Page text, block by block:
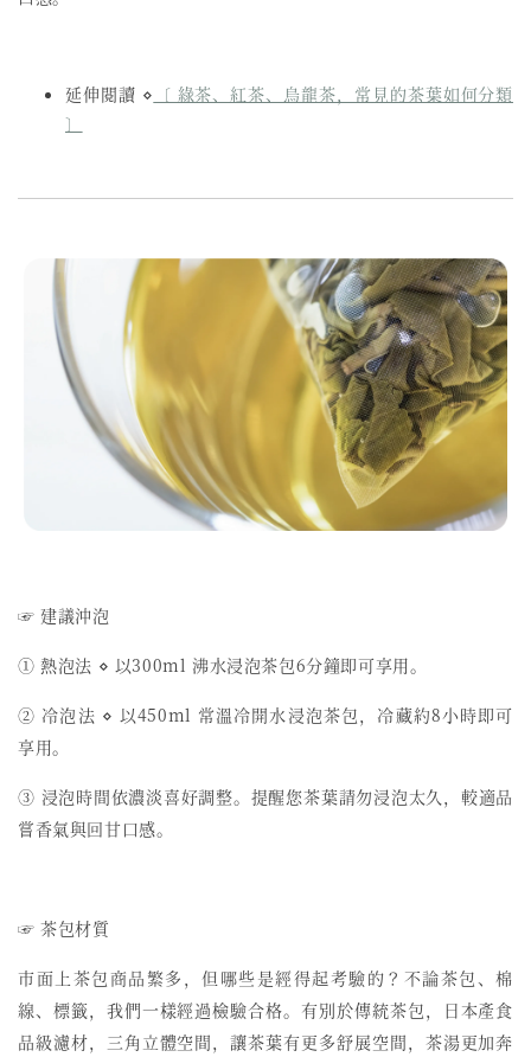
延伸閱讀 ⋄ 〔 綠茶、紅茶、烏龍茶，常見的茶葉如何分類
〕
☞ 建議沖泡
① 熱泡法 ⋄ 以300ml 沸水浸泡茶包6分鐘即可享用。
② 冷泡法 ⋄ 以450ml 常溫冷開水浸泡茶包，冷藏約8小時即可
享用。
③ 浸泡時間依濃淡喜好調整。提醒您茶葉請勿浸泡太久，較適品
嘗香氣與回甘口感。
☞ 茶包材質
市面上茶包商品繁多，但哪些是經得起考驗的？不論茶包、棉
線、標籤，我們一樣經過檢驗合格。有別於傳統茶包，日本產食
品級濾材，三角立體空間，讓茶葉有更多舒展空間，茶湯更加奔